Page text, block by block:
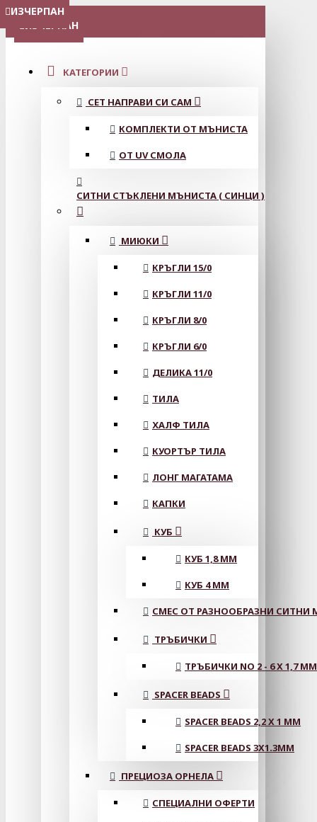
МЕНЮ
КАТЕГОРИИ
СЕТ НАПРАВИ СИ САМ
КОМПЛЕКТИ ОТ МЪНИСТА
ОТ UV СМОЛА
СИТНИ СТЪКЛЕНИ МЪНИСТА ( СИНЦИ )
МИЮКИ
КРЪГЛИ 15/0
КРЪГЛИ 11/0
КРЪГЛИ 8/0
КРЪГЛИ 6/0
ДЕЛИКА 11/0
ТИЛА
ХАЛФ ТИЛА
КУОРТЪР ТИЛА
ЛОНГ МАГАТАМА
КАПКИ
КУБ
КУБ 1,8 ММ
КУБ 4 ММ
СМЕС ОТ РАЗНООБРАЗНИ СИТНИ
ТРЪБИЧКИ
ТРЪБИЧКИ NO 2 - 6 X 1,7 MM
SPACER BEADS
SPACER BEADS 2,2 X 1 MM
SPACER BEADS 3X1.3MM
ПРЕЦИОЗА ОРНЕЛА
СПЕЦИАЛНИ ОФЕРТИ
ИЗЧЕРПАН
ИЗЧЕРПАН
ИЗЧЕРПАН
ИЗЧЕРПАН
ИЗЧЕРПАН
ИЗЧЕРПАН
ИЗЧЕРПАН
ИЗЧЕРПАН
ИЗЧЕРПАН
ИЗЧЕРПАН
ИЗЧЕРПАН